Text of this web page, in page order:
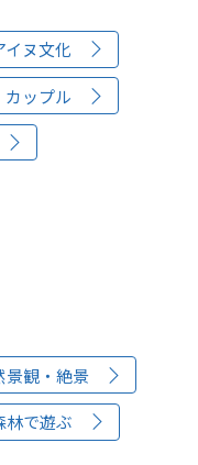
ヌ文化
カップル
景観・絶景
林で遊ぶ